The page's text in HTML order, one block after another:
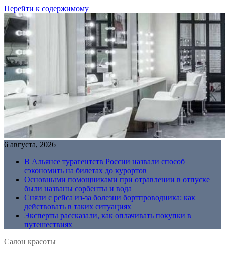
Перейти к содержимому
6 августа, 2026
В Альянсе турагентств России назвали способ
сэкономить на билетах до курортов
Основными помощниками при отравлении в отпуске
были названы сорбенты и вода
Сняли с рейса из-за болезни бортпроводника: как
действовать в таких ситуациях
Эксперты рассказали, как оплачивать покупки в
путешествиях
Салон красоты